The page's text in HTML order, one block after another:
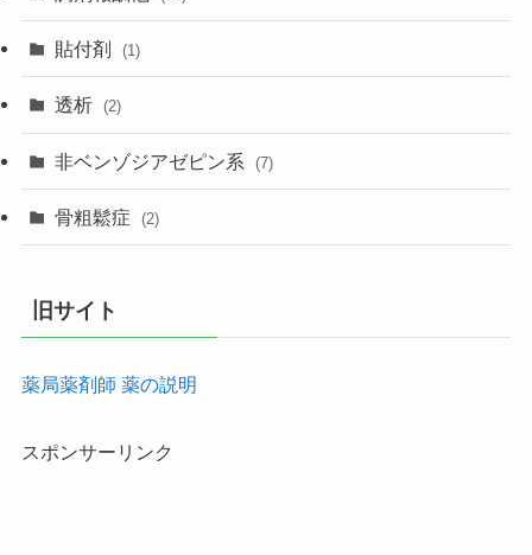
貼付剤 (1)
透析 (2)
非ベンゾジアゼピン系 (7)
骨粗鬆症 (2)
旧サイト
薬局薬剤師 薬の説明
スポンサーリンク